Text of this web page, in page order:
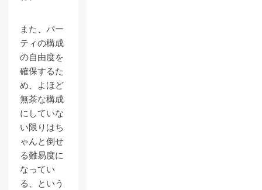
また、パー
ティの構成
の自由度を
確保するた
め、よほど
無茶な構成
にしていな
い限りはち
ゃんと倒せ
る難易度に
なってい
る、という